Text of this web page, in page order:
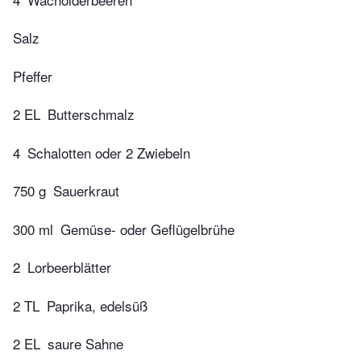
Salz
Pfeffer
2 EL Butterschmalz
4 Schalotten oder 2 Zwiebeln
750 g Sauerkraut
300 ml Gemüse- oder Geflügelbrühe
2 Lorbeerblätter
2 TL Paprika, edelsüß
2 EL saure Sahne